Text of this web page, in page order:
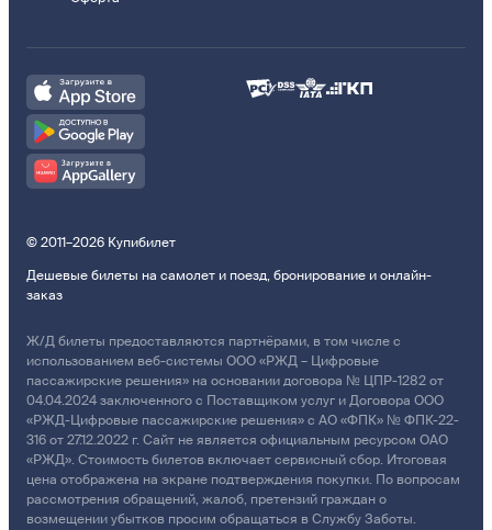
© 2011–2026 Купибилет
Дешевые билеты на самолет и поезд, бронирование и онлайн-
заказ
Ж/Д билеты предоставляются партнёрами, в том числе с
использованием веб-системы ООО «РЖД – Цифровые
пассажирские решения» на основании договора № ЦПР-1282 от
04.04.2024 заключенного с Поставщиком услуг и Договора ООО
«РЖД-Цифровые пассажирские решения» с АО «ФПК» № ФПК-22-
316 от 27.12.2022 г. Сайт не является официальным ресурсом ОАО
«РЖД». Стоимость билетов включает сервисный сбор. Итоговая
цена отображена на экране подтверждения покупки. По вопросам
рассмотрения обращений, жалоб, претензий граждан о
возмещении убытков просим обращаться в Службу Заботы.